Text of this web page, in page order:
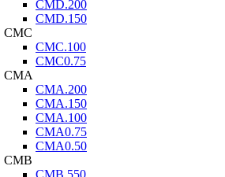
CMD.200
CMD.150
CMC
CMC.100
CMC0.75
CMA
CMA.200
CMA.150
CMA.100
CMA0.75
CMA0.50
CMB
CMB.550